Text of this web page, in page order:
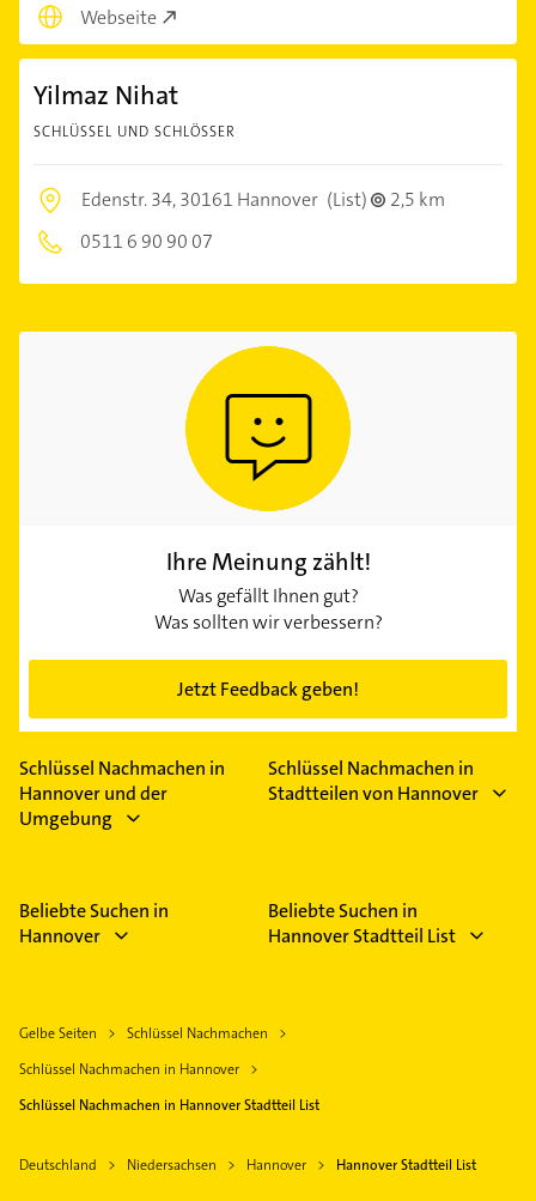
Webseite
Yilmaz Nihat
SCHLÜSSEL UND SCHLÖSSER
Edenstr. 34,30161 Hannover (List)
2,5 km
0511 6 90 90 07
Ihre Meinung zählt!
Was gefällt Ihnen gut?
Was sollten wir verbessern?
Jetzt Feedback geben!
Schlüssel Nachmachen in
Hannover und der
Umgebung
Schlüssel Nachmachen in
Stadtteilen von Hannover
Beliebte Suchen in
Hannover
Beliebte Suchen in
Hannover Stadtteil List
Gelbe Seiten
Schlüssel Nachmachen
Schlüssel Nachmachen in Hannover
Schlüssel Nachmachen in Hannover Stadtteil List
Deutschland Niedersachsen Hannover Hannover Stadtteil List